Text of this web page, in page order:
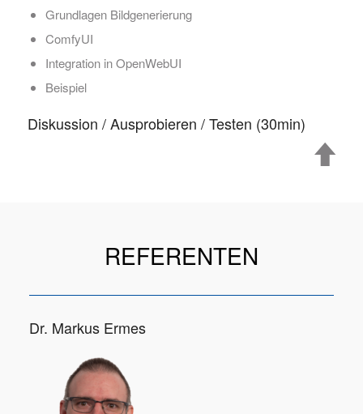
Grundlagen Bildgenerierung
ComfyUI
Integration in OpenWebUI
Beispiel
Diskussion / Ausprobieren / Testen (30min)
REFERENTEN
Dr. Markus Ermes